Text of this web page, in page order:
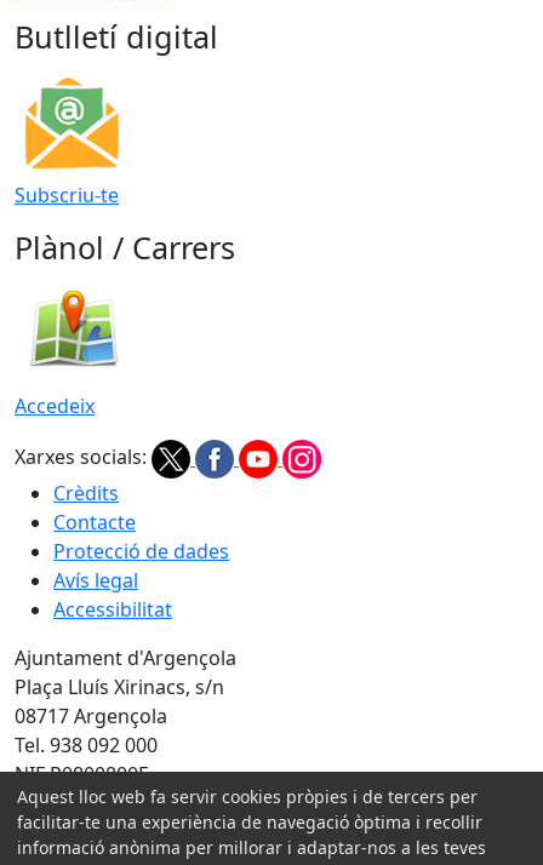
Butlletí digital
Subscriu-te
Plànol / Carrers
Accedeix
Xarxes socials:
Crèdits
Contacte
Protecció de dades
Avís legal
Accessibilitat
Ajuntament d'Argençola
Plaça Lluís Xirinacs, s/n
08717 Argençola
Tel. 938 092 000
NIF P0800800E
Amb la col·laboració de:
Aquest lloc web fa servir cookies pròpies i de tercers per
facilitar-te una experiència de navegació òptima i recollir
informació anònima per millorar i adaptar-nos a les teves